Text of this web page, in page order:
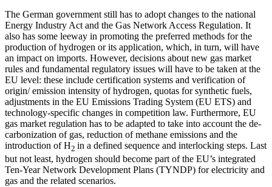
The German government still has to adopt changes to the national
Energy Indus­try Act and the Gas Network Access Regu­lation. It
also has some leeway in promot­ing the pre­ferred methods for the
production of hydro­gen or its application, which, in turn, will have
an impact on imports. However, deci­sions about new gas market
rules and fun­da­mental regulatory issues will have to be taken at the
EU level: these include certifi­cation systems and verification of
origin/ emis­sion intensity of hydrogen, quotas for synthetic fuels,
adjustments in the EU Emis­sions Trading System (EU ETS) and
tech­nology-specific changes in competition law. Furthermore, EU
gas market regulation has to be adapted to take into account the de­
carbonization of gas, reduction of methane emissions and the
introduction of H2 in a defined sequence and interlocking steps. Last
but not least, hydrogen should become part of the EU’s integrated
Ten-Year Net­work Development Plans (TYNDP) for elec­tricity and
gas and the related scenarios.